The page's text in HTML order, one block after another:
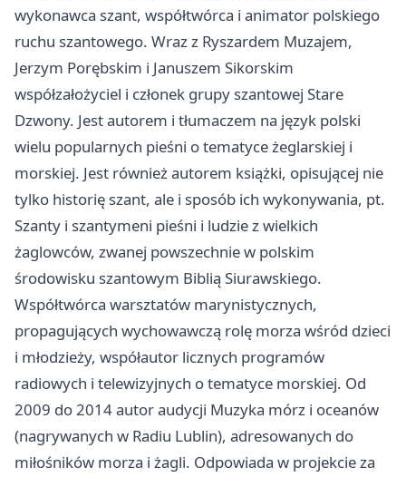
wykonawca szant, współtwórca i animator polskiego
ruchu szantowego. Wraz z Ryszardem Muzajem,
Jerzym Porębskim i Januszem Sikorskim
współzałożyciel i członek grupy szantowej Stare
Dzwony. Jest autorem i tłumaczem na język polski
wielu popularnych pieśni o tematyce żeglarskiej i
morskiej. Jest również autorem książki, opisującej nie
tylko historię szant, ale i sposób ich wykonywania, pt.
Szanty i szantymeni pieśni i ludzie z wielkich
żaglowców, zwanej powszechnie w polskim
środowisku szantowym Biblią Siurawskiego.
Współtwórca warsztatów marynistycznych,
propagujących wychowawczą rolę morza wśród dzieci
i młodzieży, współautor licznych programów
radiowych i telewizyjnych o tematyce morskiej. Od
2009 do 2014 autor audycji Muzyka mórz i oceanów
(nagrywanych w Radiu Lublin), adresowanych do
miłośników morza i żagli. Odpowiada w projekcie za